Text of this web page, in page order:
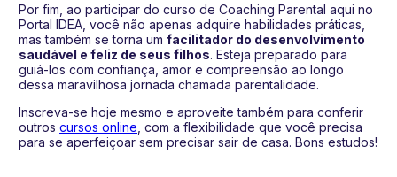
Por fim, ao participar do curso de Coaching Parental aqui no
Portal IDEA, você não apenas adquire habilidades práticas,
mas também se torna um facilitador do desenvolvimento
saudável e feliz de seus filhos. Esteja preparado para
guiá-los com confiança, amor e compreensão ao longo
dessa maravilhosa jornada chamada parentalidade.
Inscreva-se hoje mesmo e aproveite também para conferir
outros cursos online , com a flexibilidade que você precisa
para se aperfeiçoar sem precisar sair de casa. Bons estudos!